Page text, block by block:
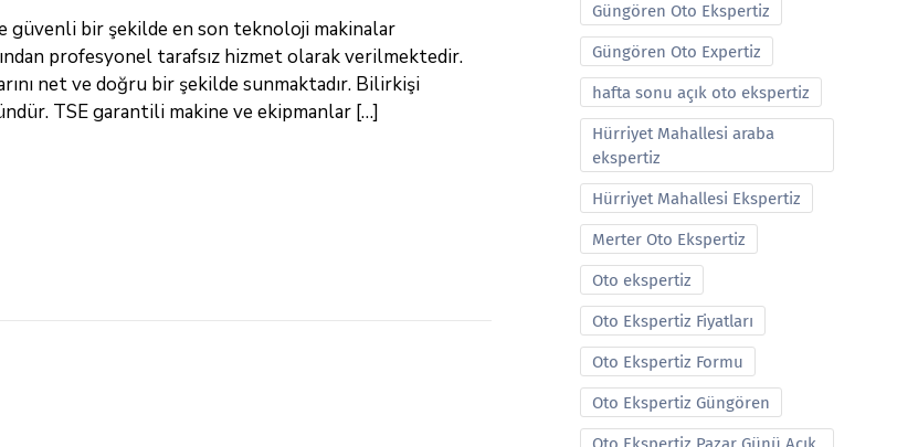
bir şekilde en son teknoloji makinalar
profesyonel tarafsız hizmet olarak verilmektedir.
net ve doğru bir şekilde sunmaktadır. Bilirkişi
TSE garantili makine ve ekipmanlar […]
Güngören Oto Ekspertiz
Güngören Oto Expertiz
hafta sonu açık oto ekspertiz
Hürriyet Mahallesi araba
ekspertiz
Hürriyet Mahallesi Ekspertiz
Merter Oto Ekspertiz
Oto ekspertiz
Oto Ekspertiz Fiyatları
Oto Ekspertiz Formu
Oto Ekspertiz Güngören